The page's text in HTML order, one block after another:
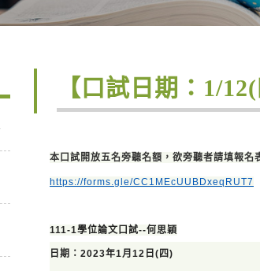
【口試日期：1/
本口試開放五名旁聽名額，欲旁聽者請填報名
https://forms.gle/CC1MEcUUBDxeqRUT7
111-1學位論文口試--何思穎
日期：2023年1月12日(四 )